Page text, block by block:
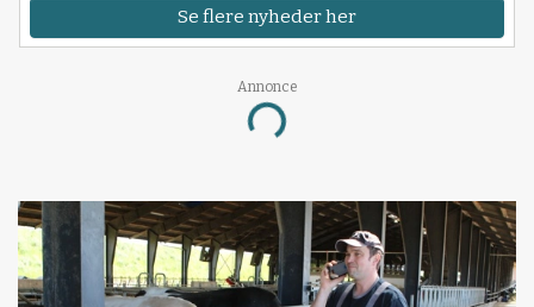
Se flere nyheder her
Annonce
Loading...